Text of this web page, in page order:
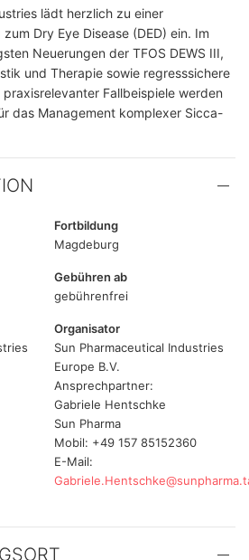
lädt herzlich zu einer
Dry Eye Disease (DED) ein. Im
Neuerungen der TFOS DEWS III,
und Therapie sowie regresssichere
Fallbeispiele werden
das Management komplexer Sicca-
Fortbildung
Magdeburg
Gebühren ab
gebührenfrei
Organisator
Sun Pharmaceutical Industries
Europe B.V.
Ansprechpartner:
Gabriele Hentschke
Sun Pharma
Mobil: +49 157 85152360
E-Mail: